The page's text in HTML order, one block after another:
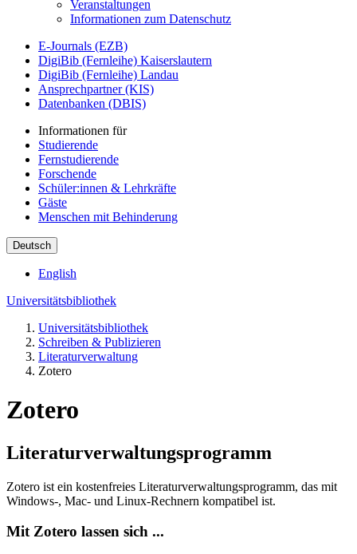
Veranstaltungen
Informationen zum Datenschutz
E-Journals (EZB)
DigiBib (Fernleihe) Kaiserslautern
DigiBib (Fernleihe) Landau
Ansprechpartner (KIS)
Datenbanken (DBIS)
Informationen für
Studierende
Fernstudierende
Forschende
Schüler:innen & Lehrkräfte
Gäste
Menschen mit Behinderung
Deutsch
English
Universitätsbibliothek
Universitätsbibliothek
Schreiben & Publizieren
Literaturverwaltung
Zotero
Zotero
Literaturverwaltungsprogramm
Zotero ist ein kostenfreies Literaturverwaltungsprogramm, das mit
Windows-, Mac- und Linux-Rechnern kompatibel ist.
Mit Zotero lassen sich ...